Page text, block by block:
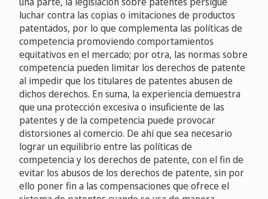
luchar contra las copias o imitaciones de productos
patentados, por lo que complementa las políticas de
competencia promoviendo comportamientos
equitativos en el mercado; por otra, las normas sobre
competencia pueden limitar los derechos de patente
al impedir que los titulares de patentes abusen de
dichos derechos. En suma, la experiencia demuestra
que una protección excesiva o insuficiente de las
patentes y de la competencia puede provocar
distorsiones al comercio. De ahí que sea necesario
lograr un equilibrio entre las políticas de
competencia y los derechos de patente, con el fin de
evitar los abusos de los derechos de patente, sin por
ello poner fin a las compensaciones que ofrece el